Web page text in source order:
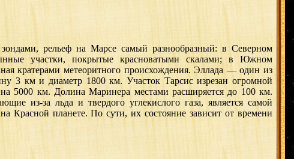
рельеф на Марсе самый разнообразный: в Северном
участки, покрытые красноватыми скалами; в Южном
кратерами метеоритного происхождения. Эллада — один из
3 км и диаметр 1800 км. Участок Тарсис изрезан огромной
5000 км. Долина Маринера местами расширяется до 100 км.
из-за льда и твердого углекислого газа, является самой
Красной планете. По сути, их состояние зависит от времени